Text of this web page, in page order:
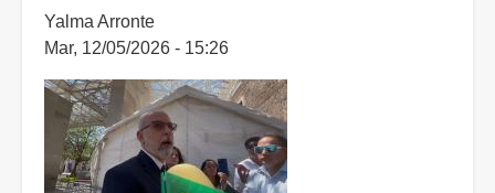
UAA
Yalma Arronte
Mar, 12/05/2026 - 15:26